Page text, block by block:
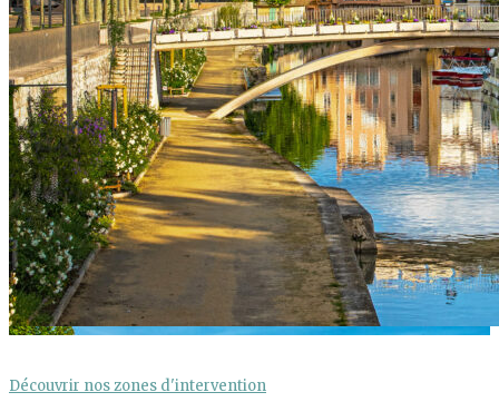
Découvrir nos zones d'intervention